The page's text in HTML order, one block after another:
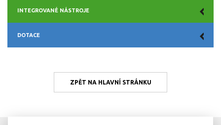
INTEGROVANÉ NÁSTROJE
DOTACE
ZPĚT NA HLAVNÍ STRÁNKU